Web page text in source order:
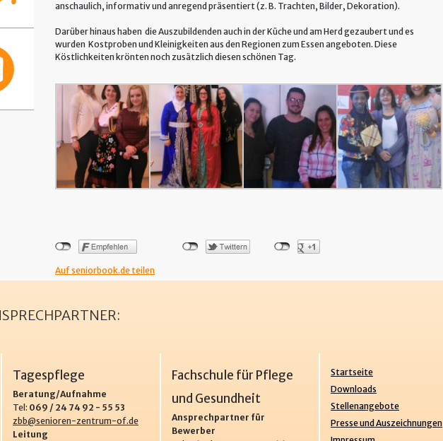
anschaulich, informativ und anregend präsentiert (z. B. Trachten, Bilder, Dekoration).
Darüber hinaus haben die Auszubildenden auch in der Küche und am Herd gezaubert und es
wurden Kostproben und Kleinigkeiten aus den Regionen zum Essen angeboten. Diese
Köstlichkeiten krönten noch zusätzlich diesen schönen Tag.
Auf seniorbook.de teilen
Tagespflege
Beratung/Aufnahme
Tel: 069 / 24 74 92 - 55 53
zbb@senioren-zentrum-of.de
Leitung
Fachschule für Pflege
und Gesundheit
Ansprechpartner für
Bewerber
Startseite
Downloads
Stellenangebote
Presse und Auszeichnungen